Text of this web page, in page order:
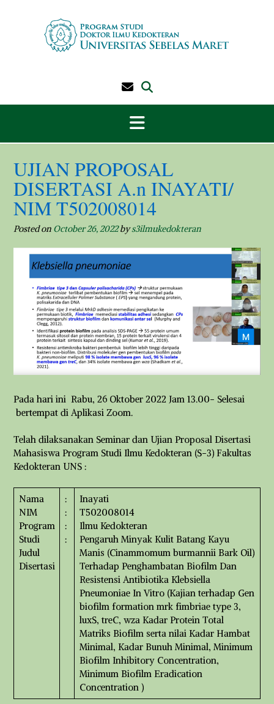
UJIAN PROPOSAL
DISERTASI A.n INAYATI/
NIM T502008014
Posted on October 26, 2022bys3ilmukedokteran
Pada hari ini Rabu, 26 Oktober 2022 Jam 13.00- Selesai
bertempat di Aplikasi Zoom.
Telah dilaksanakan Seminar dan Ujian Proposal Disertasi
Mahasiswa Program Studi Ilmu Kedokteran (S-3) Fakultas
Kedokteran UNS :
Nama
NIM
Program
Studi
Judul
Disertasi
:
:
:
:
Inayati
T502008014
Ilmu Kedokteran
Pengaruh Minyak Kulit Batang Kayu
Manis (Cinammomum burmannii Bark Oil)
Terhadap Penghambatan Biofilm Dan
Resistensi Antibiotika Klebsiella
Pneumoniae In Vitro (Kajian terhadap Gen
biofilm formation mrk fimbriae type 3,
luxS, treC, wza Kadar Protein Total
Matriks Biofilm serta nilai Kadar Hambat
Minimal, Kadar Bunuh Minimal, Minimum
Biofilm Inhibitory Concentration,
Minimum Biofilm Eradication
Concentration )